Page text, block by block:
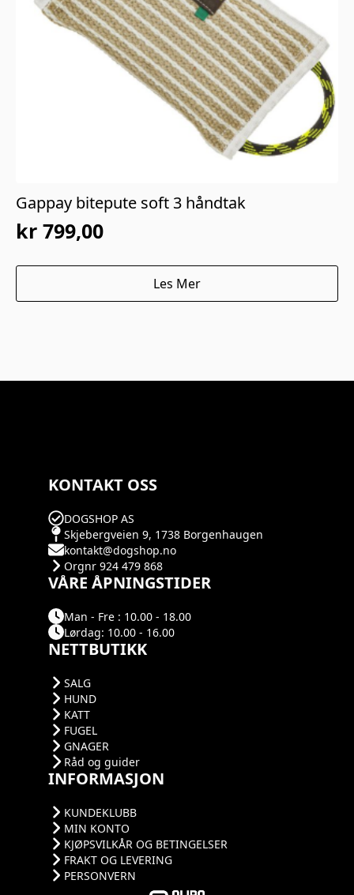
Gappay bitepute soft 3 håndtak
kr 799,00
Les Mer
KONTAKT OSS
DOGSHOP AS
Skjebergveien 9, 1738 Borgenhaugen
kontakt@dogshop.no
Orgnr 924 479 868
VÅRE ÅPNINGSTIDER
Man - Fre : 10.00 - 18.00
Lørdag: 10.00 - 16.00
NETTBUTIKK
SALG
HUND
KATT
FUGEL
GNAGER
Råd og guider
INFORMASJON
KUNDEKLUBB
MIN KONTO
KJØPSVILKÅR OG BETINGELSER
FRAKT OG LEVERING
PERSONVERN